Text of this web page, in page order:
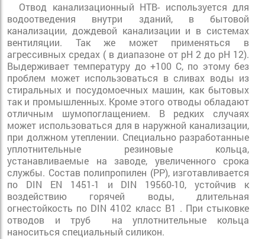
Отвод канализационный HTB- используется для
водоотведения внутри зданий, в бытовой
канализации, дождевой канализации и в системах
вентиляции. Так же может применяться в
агрессивных средах ( в диапазоне от pH 2 до pH 12).
Выдерживает температуру до +100 С, по этому без
проблем может использоваться в сливах воды из
стиральных и посудомоечных машин, как бытовых
так и промышленных. Кроме этого отводы обладают
отличным шумопоглащением. В редких случаях
может использоваться для в наружной канализации,
при должном утеплении. Специально разработанные
уплотнительные резиновые кольца,
устанавливаемые на заводе, увеличенного срока
службы. Состав полипропилен (PP), изготавливается
по DIN EN 1451-1 и DIN 19560-10, устойчив к
воздействию горячей воды, длительная
огнестойкость по DIN 4102 класс B1 . При стыковке
отводов и труб на уплотнительные кольца
наноситься специальный силикон.